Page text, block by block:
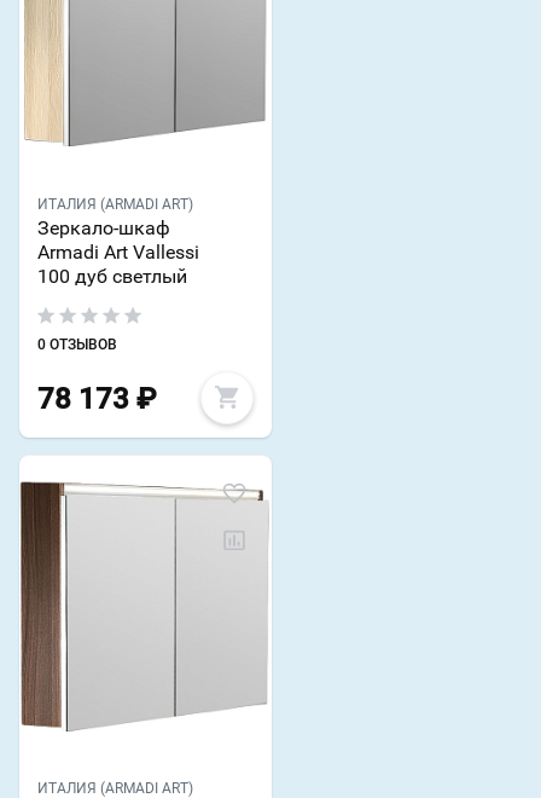
ИТАЛИЯ (ARMADI ART)
Зеркало-шкаф
Armadi Art Vallessi
100 дуб светлый
0 ОТЗЫВОВ
78 173 ₽
ИТАЛИЯ (ARMADI ART)